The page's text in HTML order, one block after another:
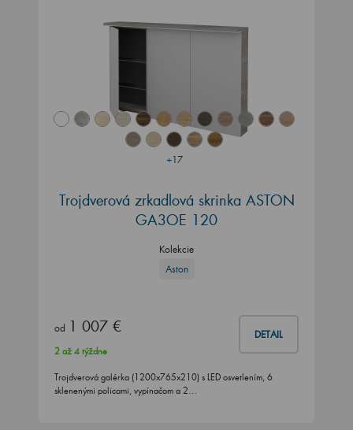
+17
Trojdverová zrkadlová skrinka ASTON
GA3OE 120
Kolekcie
Aston
od 1 007 € DETAIL
2 až 4 týždne
Trojdverová galérka (1200x765x210) s LED osvetlením, 6
sklenenými policami, vypínačom a 2…